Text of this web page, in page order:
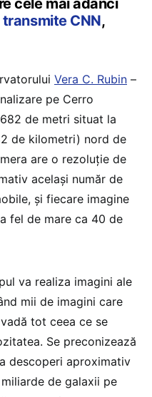
cele mai adânci
transmite CNN,
Vera C. Rubin –
pe Cerro
de metri situat la
de kilometri) nord de
are o rezoluție de
același număr de
și fiecare imagine
fel de mare ca 40 de
va realiza imagini ale
mii de imagini care
tot ceea ce se
Se preconizează
descoperi aproximativ
de galaxii pe